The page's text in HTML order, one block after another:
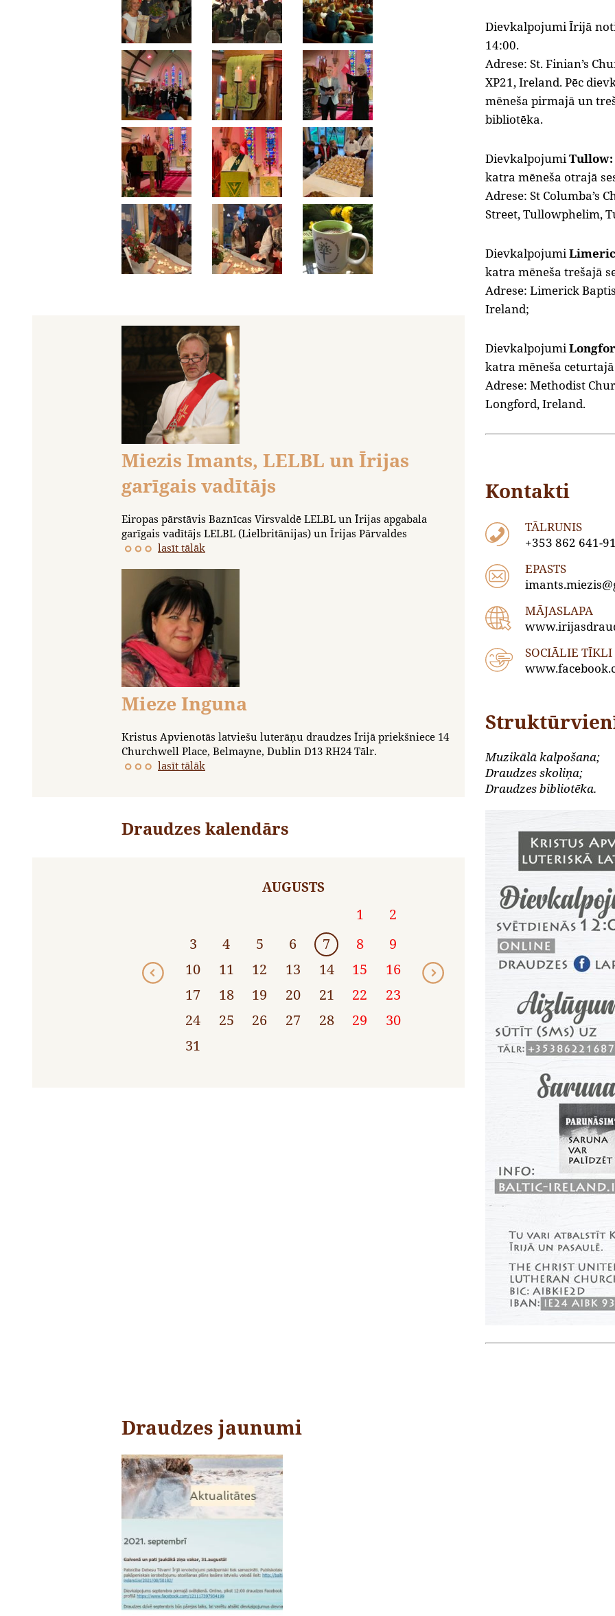
Miezis Imants, LELBL un Īrijas
garīgais vadītājs
Eiropas pārstāvis Baznīcas Virsvaldē LELBL un Īrijas apgabala
garīgais vadītājs LELBL (Lielbritānijas) un Īrijas Pārvaldes
lasīt tālāk
Mieze Inguna
Kristus Apvienotās latviešu luterāņu draudzes Īrijā priekšniece 14
Churchwell Place, Belmayne, Dublin D13 RH24 Tālr.
lasīt tālāk
Draudzes kalendārs
AUGUSTS
1
2
3
4 5 6 7 8
9
10
11 12 13 14 15
16
17
18 19 20 21 22
23
24
25 26 27 28 29
30
31
Dievkalpojumi Īrijā
14:00.
Adrese: St. Finian’s
XP21, Ireland. Pēc
mēneša pirmajā un
bibliotēka.
DievkalpojumiTullow:
katra mēneša otrajā
Adrese: St Columba’s
Street, Tullowphelim,
Dievkalpojumi
katra mēneša trešajā
Adrese: Limerick
Ireland;
Dievkalpojumi
katra mēneša
Adrese: Methodist
Longford, Ireland.
Kontakti
TĀLRUNIS
+353 862 641-
EPASTS
MĀJASLAPA
SOCIĀLIE TĪKLI
Muzikālā kalpošana;
Draudzes skoliņa;
Draudzes bibliotēka.
Draudzes jaunumi